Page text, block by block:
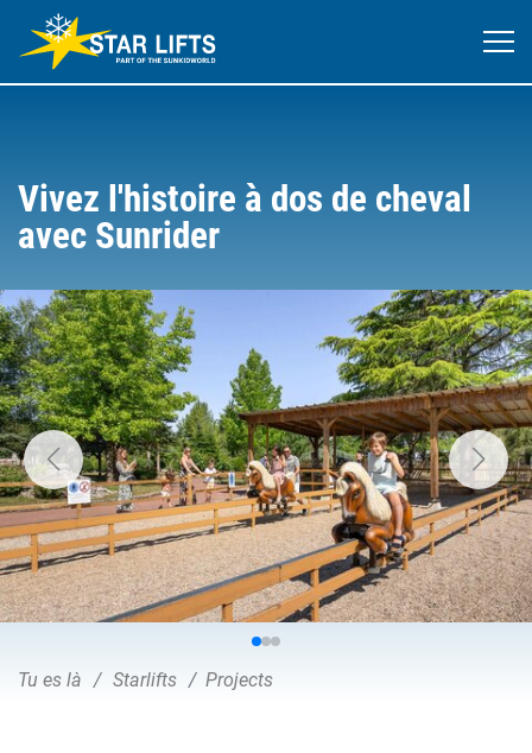
Vivez l'histoire à dos de cheval
avec Sunrider
Tu es là Starlifts Projects